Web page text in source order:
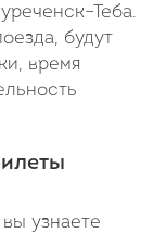
будут
время
узнаете